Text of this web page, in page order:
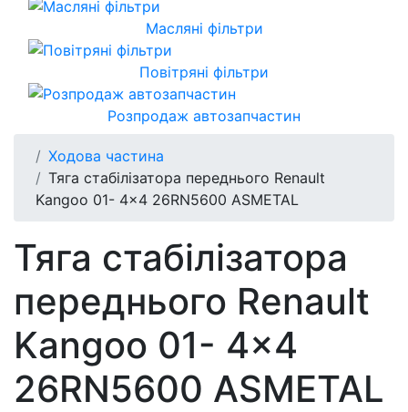
Масляні фільтри
Повітряні фільтри
Розпродаж автозапчастин
Ходова частина
Тяга стабілізатора переднього Renault
Kangoo 01- 4x4 26RN5600 ASMETAL
Тяга стабілізатора
переднього Renault
Kangoo 01- 4x4
26RN5600 ASMETAL